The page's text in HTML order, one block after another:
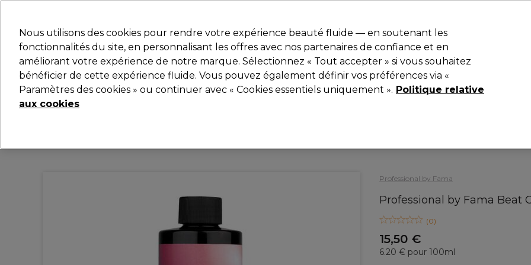
Rechercher
Marques Bons plans Coiffure Electro et Matériel Equipement de salon Beauté Hommes
Livraison et délais
Professional by Fama
Professional by Fama Beat
(0)
15,50 €
6.20 € pour 100ml
Nous utilisons des cookies pour rendre votre expérience beauté fluide — en soutenant les
fonctionnalités du site, en personnalisant les offres avec nos partenaires de confiance et en
améliorant votre expérience de notre marque. Sélectionnez « Tout accepter » si vous souhaitez
bénéficier de cette expérience fluide. Vous pouvez également définir vos préférences via «
Paramètres des cookies » ou continuer avec « Cookies essentiels uniquement ». Politique relative
aux cookies